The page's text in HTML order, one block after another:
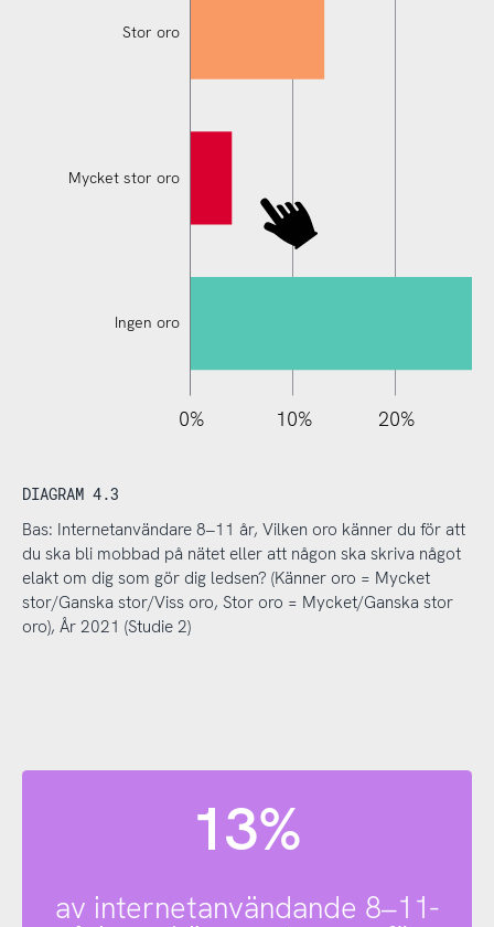
Stor oro
Mycket stor oro
Ingen oro
-20% 20%
10%
0%
-10%
110%
DIAGRAM 4.3
Bas: Internetanvändare 8–11 år, Vilken oro känner du för att
du ska bli mobbad på nätet eller att någon ska skriva något
elakt om dig som gör dig ledsen? (Känner oro = Mycket
stor/Ganska stor/Viss oro, Stor oro = Mycket/Ganska stor
oro), År 2021 (Studie 2)
13%
av internetanvändande 8–11-